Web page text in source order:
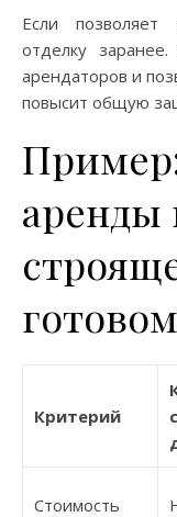
Если
отделку
арендаторов и
повысит общую
аренды
готовом
Критерий
Стоимость